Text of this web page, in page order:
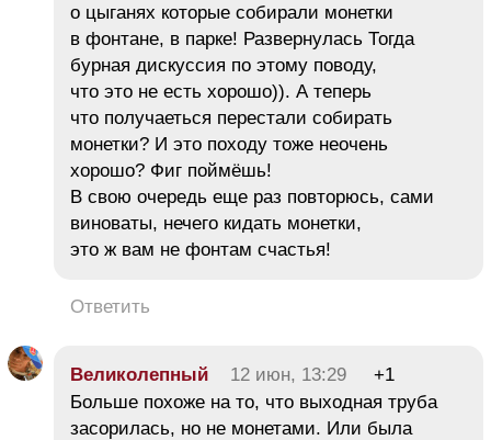
о цыганях которые собирали монетки
в фонтане, в парке! Развернулась Тогда
бурная дискуссия по этому поводу,
что это не есть хорошо)). А теперь
что получаеться перестали собирать
монетки? И это походу тоже неочень
хорошо? Фиг поймёшь!
В свою очередь еще раз повторюсь, сами
виноваты, нечего кидать монетки,
это ж вам не фонтам счастья!
Ответить
Великолепный 12 июн, 13:29
+1
Больше похоже на то, что выходная труба
засорилась, но не монетами. Или была